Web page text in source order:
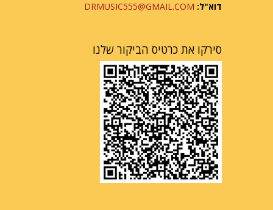
דוא"ל: DRMUSIC555@GMAIL.COM
סירקו את כרטיס הביקור שלנו